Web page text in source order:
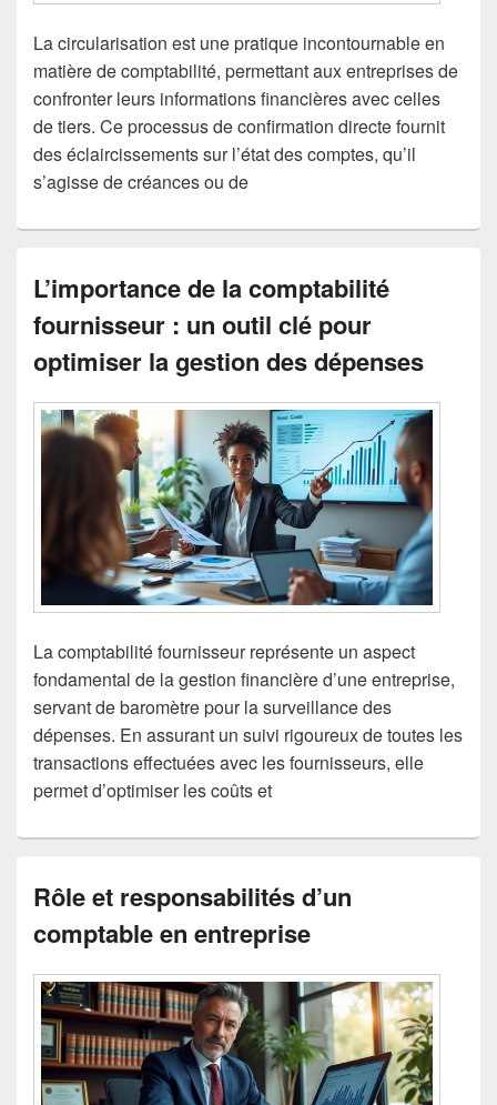
La circularisation est une pratique incontournable en
matière de comptabilité, permettant aux entreprises de
confronter leurs informations financières avec celles
de tiers. Ce processus de confirmation directe fournit
des éclaircissements sur l’état des comptes, qu’il
s’agisse de créances ou de
L’importance de la comptabilité
fournisseur : un outil clé pour
optimiser la gestion des dépenses
La comptabilité fournisseur représente un aspect
fondamental de la gestion financière d’une entreprise,
servant de baromètre pour la surveillance des
dépenses. En assurant un suivi rigoureux de toutes les
transactions effectuées avec les fournisseurs, elle
permet d’optimiser les coûts et
Rôle et responsabilités d’un
comptable en entreprise